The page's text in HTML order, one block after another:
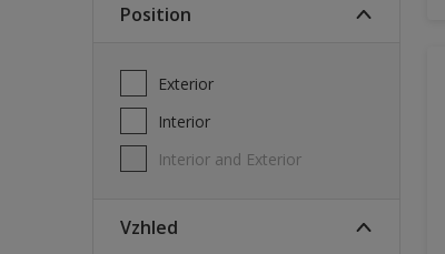
Position
Exterior
Interior
Interior and Exterior
Vzhled